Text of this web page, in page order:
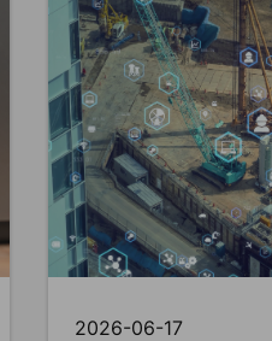
2026-06-17